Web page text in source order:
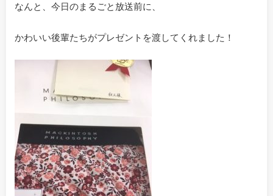
なんと、今日のまるごと放送前に、
かわいい後輩たちがプレゼントを渡してくれました！